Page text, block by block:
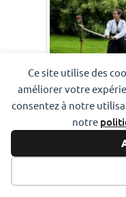
Ce site utilise des
améliorer votre
consentez à notre
notre